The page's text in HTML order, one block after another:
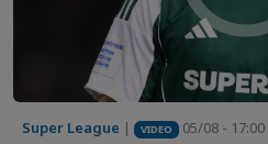
Super League | VIDEO 05/08 - 17:00